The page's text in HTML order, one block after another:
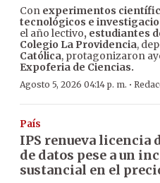
Con experimentos
tecnológicos e
el año lectivo, estudiantes
Colegio La Providencia,
Católica, protagonizaron
Expoferia de Ciencias.
Agosto 5, 2026 04:14 p. m. ·
País
IPS renueva licencia
de datos pese a un
sustancial en el